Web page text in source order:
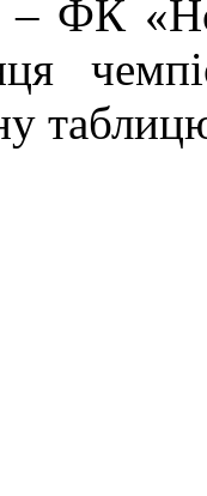
– ФК